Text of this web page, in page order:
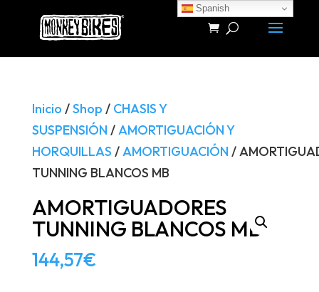
Búsqueda
productos
Inicio /Shop / CHASIS Y
SUSPENSIÓN /AMORTIGUACIÓN Y
HORQUILLAS /AMORTIGUACIÓN /
TUNNING BLANCOS MB
AMORTIGUADORES
TUNNING BLANCOS MB
144,57€
Spanish